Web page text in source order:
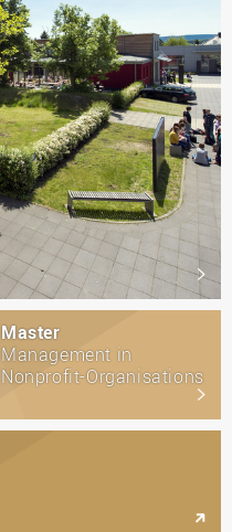
Master
Management in
Nonprofit-Organisations